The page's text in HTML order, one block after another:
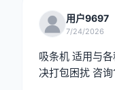
用户9697
7/24/2026
吸条机 适用与
决打包困扰 咨